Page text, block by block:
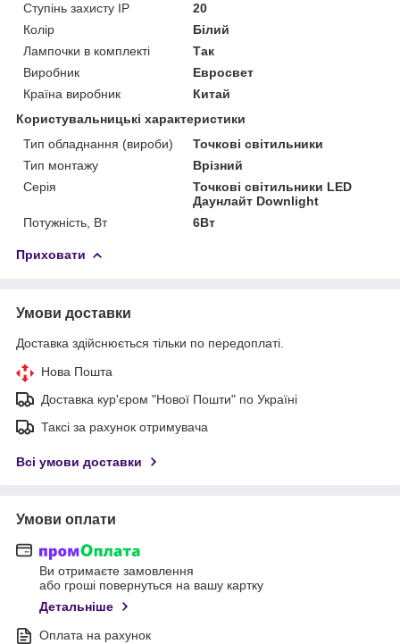
Ступінь захисту IP
20
Колір
Білий
Лампочки в комплекті
Так
Виробник
Евросвет
Країна виробник
Китай
Користувальницькі характеристики
Тип обладнання (вироби)
Точкові світильники
Тип монтажу
Врізний
Серія
Точкові світильники LED
Даунлайт Downlight
Потужність, Вт
6Вт
Приховати
Умови доставки
Доставка здійснюється тільки по передоплаті.
Нова Пошта
Доставка кур'єром "Нової Пошти" по Україні
Таксі за рахунок отримувача
Всі умови доставки
Умови оплати
Ви отримаєте замовлення
або гроші повернуться на вашу картку
Детальніше
Оплата на рахунок